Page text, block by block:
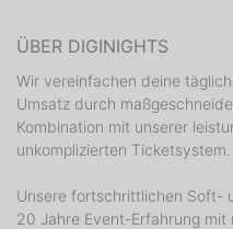
ÜBER DIGINIGHTS
Wir vereinfachen deine
Umsatz durch
Kombination mit unserer
unkomplizierten Ticketsystem.
Unsere fortschrittlichen Soft-
20 Jahre Event-Erfahrung